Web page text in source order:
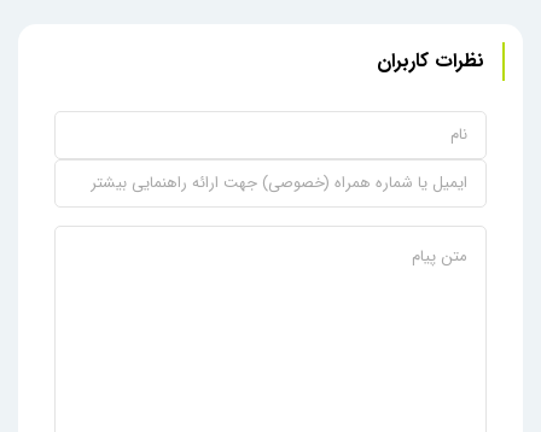
نظرات کاربران